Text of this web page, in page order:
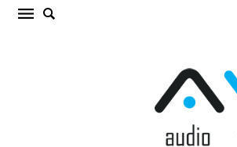
ATOLL PH200 SILVER Phono